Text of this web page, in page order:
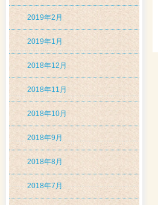
2019年2月
2019年1月
2018年12月
2018年11月
2018年10月
2018年9月
2018年8月
2018年7月